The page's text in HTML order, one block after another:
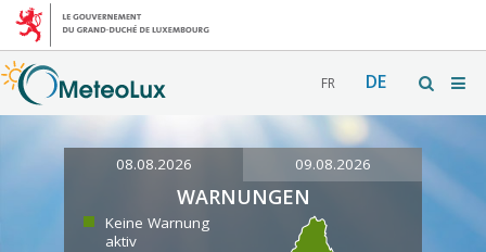
FR DE
08.08.2026 09.08.2026
WARNUNGEN
Keine Warnung
aktiv